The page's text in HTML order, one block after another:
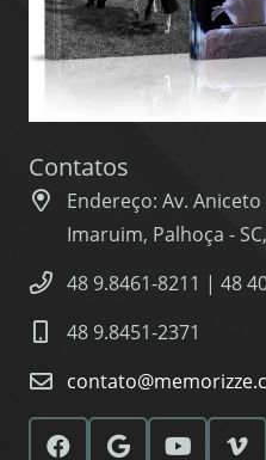
Contatos
Endereço: Av.
Imaruim, Palhoça -
48 9.8461-8211 | 48
48 9.8451-2371